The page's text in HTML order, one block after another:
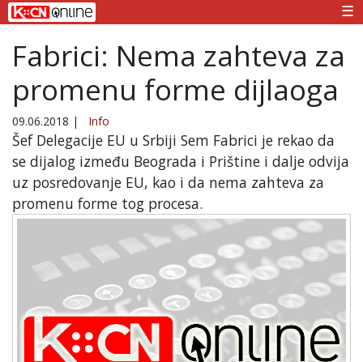
☰
Fabrici: Nema zahteva za
promenu forme dijlaoga
09.06.2018 | Info
Šef Delegacije EU u Srbiji Sem Fabrici je rekao da
se dijalog između Beograda i Prištine i dalje odvija
uz posredovanje EU, kao i da nema zahteva za
promenu forme tog procesa.